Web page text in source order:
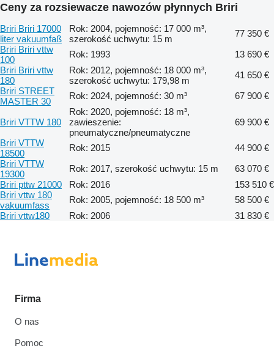
Ceny za rozsiewacze nawozów płynnych Briri
Briri Briri 17000
liter vakuumfaß
Rok: 2004, pojemność: 17 000 m³,
szerokość uchwytu: 15 m
77 350 €
Briri Briri vttw
100
Rok: 1993
13 690 €
Briri Briri vttw
180
Rok: 2012, pojemność: 18 000 m³,
szerokość uchwytu: 179,98 m
41 650 €
Briri STREET
MASTER 30
Rok: 2024, pojemność: 30 m³ 67 900 €
Briri VTTW 180
Rok: 2020, pojemność: 18 m³,
zawieszenie:
pneumatyczne/pneumatyczne
69 900 €
Briri VTTW
18500
Rok: 2015
44 900 €
Briri VTTW
19300
Rok: 2017, szerokość uchwytu: 15 m
63 070 €
Briri pttw 21000
Rok: 2016
153 510 €
Briri vttw 180
vakuumfass
Rok: 2005, pojemność: 18 500 m³
58 500 €
Briri vttw180
Rok: 2006 31 830 €
Firma
O nas
Pomoc